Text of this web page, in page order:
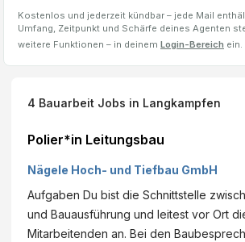
Kostenlos und jederzeit kündbar – jede Mail
Umfang, Zeitpunkt und Schärfe deines Agenten
weitere Funktionen – in deinem Login-Bereich ein.
4 Bauarbeit Jobs in Langkampfen
Polier*in Leitungsbau
Nägele Hoch- und Tiefbau GmbH
Aufgaben Du bist die Schnittstelle
und Bauausführung und leitest vor Ort
Mitarbeitenden an. Bei den